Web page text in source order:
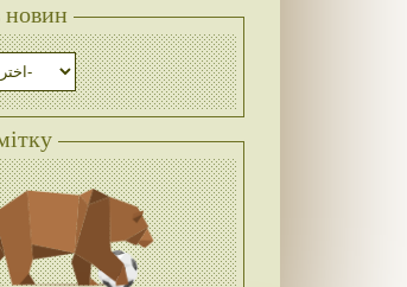
новин